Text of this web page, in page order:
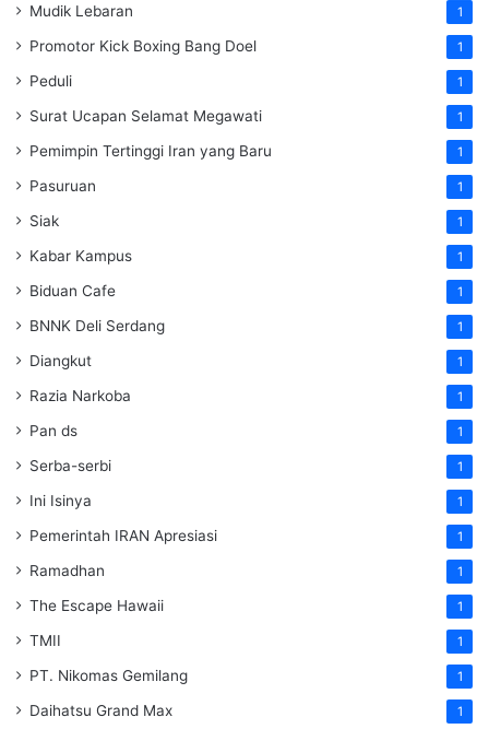
Mudik Lebaran 1
Promotor Kick Boxing Bang Doel 1
Peduli 1
Surat Ucapan Selamat Megawati 1
Pemimpin Tertinggi Iran yang Baru 1
Pasuruan 1
Siak 1
Kabar Kampus 1
Biduan Cafe 1
BNNK Deli Serdang 1
Diangkut 1
Razia Narkoba 1
Pan ds 1
Serba-serbi 1
Ini Isinya 1
Pemerintah IRAN Apresiasi 1
Ramadhan 1
The Escape Hawaii 1
TMII 1
PT. Nikomas Gemilang 1
Daihatsu Grand Max 1